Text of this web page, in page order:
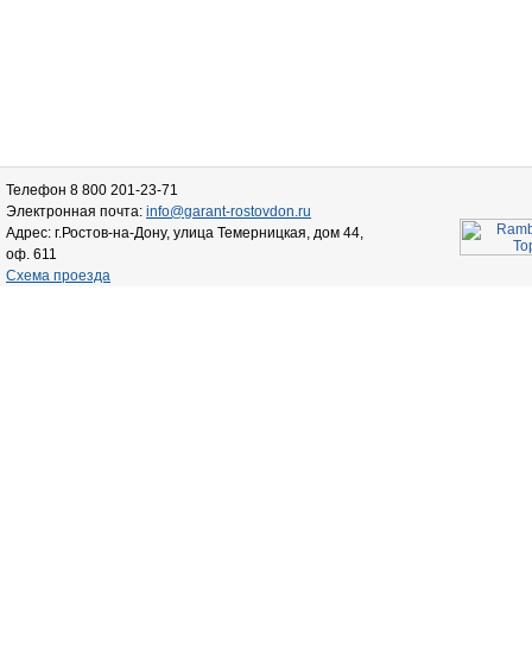
Телефон 8 800 201-23-71
Электронная почта: info@garant-rostovdon.ru
Адрес: г.Ростов-на-Дону, улица Темерницкая, дом 44,
оф. 611
Схема проезда